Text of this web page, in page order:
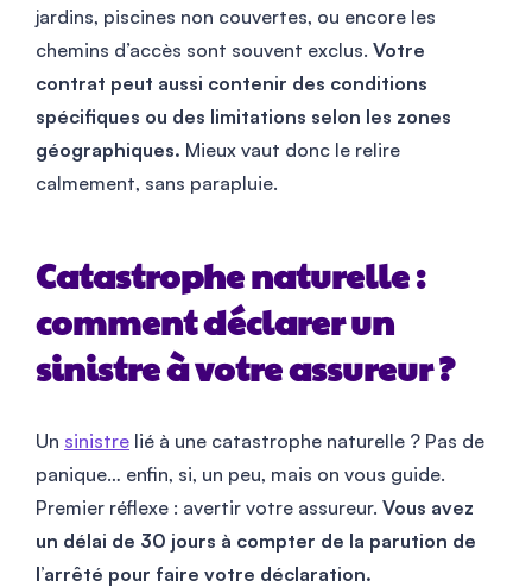
jardins, piscines non couvertes, ou encore les
chemins d’accès sont souvent exclus. Votre
contrat peut aussi contenir des conditions
spécifiques ou des limitations selon les zones
géographiques. Mieux vaut donc le relire
calmement, sans parapluie.
Catastrophe naturelle :
comment déclarer un
sinistre à votre assureur ?
Un sinistre lié à une catastrophe naturelle ? Pas de
panique… enfin, si, un peu, mais on vous guide.
Premier réflexe : avertir votre assureur. Vous avez
un délai de 30 jours à compter de la parution de
l’arrêté pour faire votre déclaration.